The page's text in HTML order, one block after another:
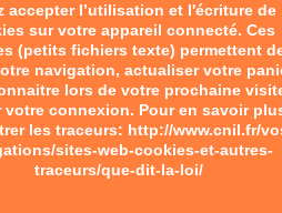
accepter l’utilisation et l'écriture de
sur votre appareil connecté. Ces
(petits fichiers texte) permettent
navigation, actualiser votre
lors de votre prochaine
votre connexion. Pour en savoir
les traceurs: http://www.cnil.fr/
sites-web-cookies-et-autres-
traceurs/que-dit-la-loi/